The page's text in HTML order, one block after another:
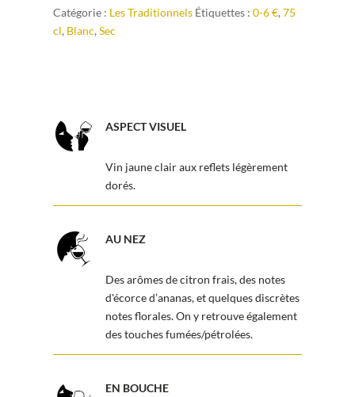
Catégorie : Les Traditionnels Étiquettes : 0-6 €,75
cl, Blanc,Sec
ASPECT VISUEL
Vin jaune clair aux reflets légèrement
dorés.
AU NEZ
Des arômes de citron frais, des notes
d'écorce d’ananas, et quelques discrètes
notes florales. On y retrouve également
des touches fumées/pétrolées.
EN BOUCHE